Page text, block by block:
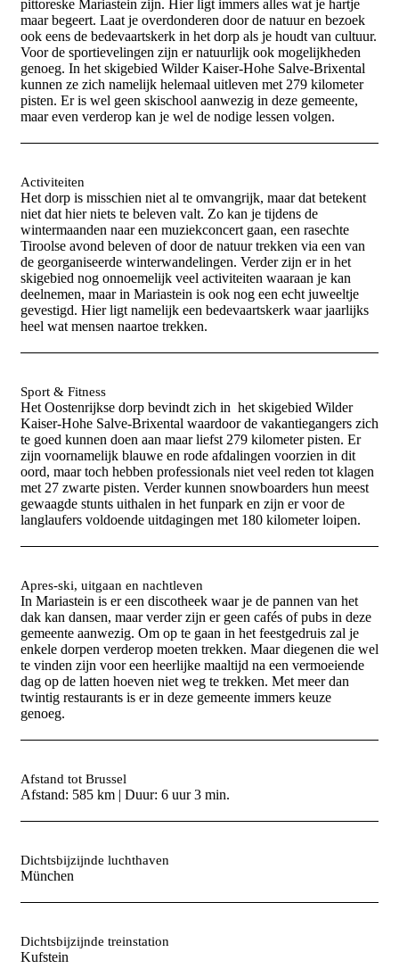
pittoreske Mariastein zijn. Hier ligt immers alles wat je hartje
maar begeert. Laat je overdonderen door de natuur en bezoek
ook eens de bedevaartskerk in het dorp als je houdt van cultuur.
Voor de sportievelingen zijn er natuurlijk ook mogelijkheden
genoeg. In het skigebied Wilder Kaiser-Hohe Salve-Brixental
kunnen ze zich namelijk helemaal uitleven met 279 kilometer
pisten. Er is wel geen skischool aanwezig in deze gemeente,
maar even verderop kan je wel de nodige lessen volgen.
Activiteiten
Het dorp is misschien niet al te omvangrijk, maar dat betekent
niet dat hier niets te beleven valt. Zo kan je tijdens de
wintermaanden naar een muziekconcert gaan, een rasechte
Tiroolse avond beleven of door de natuur trekken via een van
de georganiseerde winterwandelingen. Verder zijn er in het
skigebied nog onnoemelijk veel activiteiten waaraan je kan
deelnemen, maar in Mariastein is ook nog een echt juweeltje
gevestigd. Hier ligt namelijk een bedevaartskerk waar jaarlijks
heel wat mensen naartoe trekken.
Sport & Fitness
Het Oostenrijkse dorp bevindt zich in het skigebied Wilder
Kaiser-Hohe Salve-Brixental waardoor de vakantiegangers zich
te goed kunnen doen aan maar liefst 279 kilometer pisten. Er
zijn voornamelijk blauwe en rode afdalingen voorzien in dit
oord, maar toch hebben professionals niet veel reden tot klagen
met 27 zwarte pisten. Verder kunnen snowboarders hun meest
gewaagde stunts uithalen in het funpark en zijn er voor de
langlaufers voldoende uitdagingen met 180 kilometer loipen.
Apres-ski, uitgaan en nachtleven
In Mariastein is er een discotheek waar je de pannen van het
dak kan dansen, maar verder zijn er geen cafés of pubs in deze
gemeente aanwezig. Om op te gaan in het feestgedruis zal je
enkele dorpen verderop moeten trekken. Maar diegenen die wel
te vinden zijn voor een heerlijke maaltijd na een vermoeiende
dag op de latten hoeven niet weg te trekken. Met meer dan
twintig restaurants is er in deze gemeente immers keuze
genoeg.
Afstand tot Brussel
Afstand: 585 km | Duur: 6 uur 3 min.
Dichtsbijzijnde luchthaven
München
Dichtsbijzijnde treinstation
Kufstein